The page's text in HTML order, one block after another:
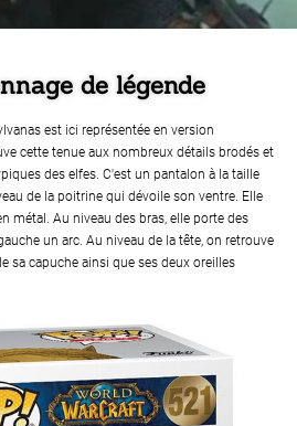
de légende
est ici représentée en version
cette tenue aux nombreux détails brodés et
des elfes. C'est un pantalon à la taille
de la poitrine qui dévoile son ventre. Elle
métal. Au niveau des bras, elle porte des
un arc. Au niveau de la tête, on retrouve
sa capuche ainsi que ses deux oreilles